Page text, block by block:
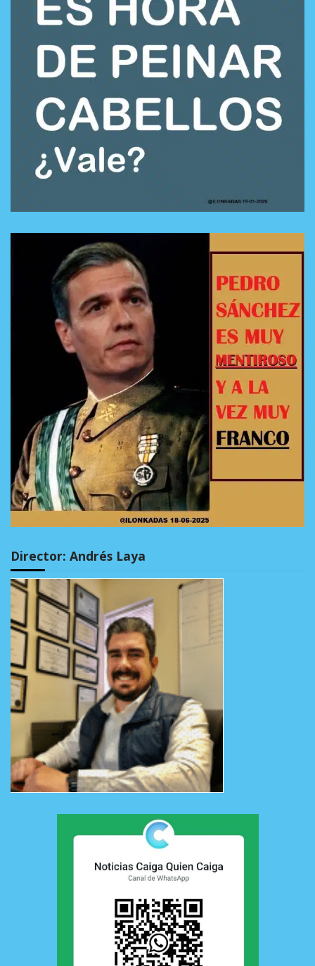
Director: Andrés Laya